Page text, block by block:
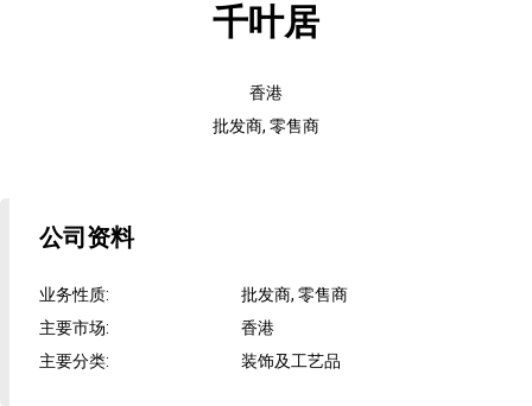
千叶居
香港
批发商, 零售商
公司资料
业务性质:
批发商, 零售商
主要市场:
香港
主要分类: 装饰及工艺品